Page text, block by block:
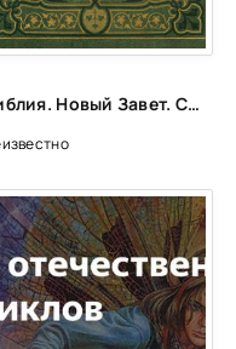
Библия. Новый Завет. Синодальный перевод